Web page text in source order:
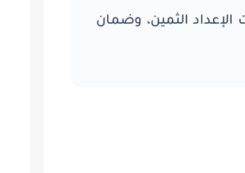
الثمين، وضمان